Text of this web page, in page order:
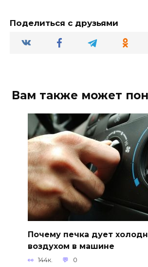
Поделиться с друзьями
Вам также может
Почему печка дует
воздухом в машине
144к. 0